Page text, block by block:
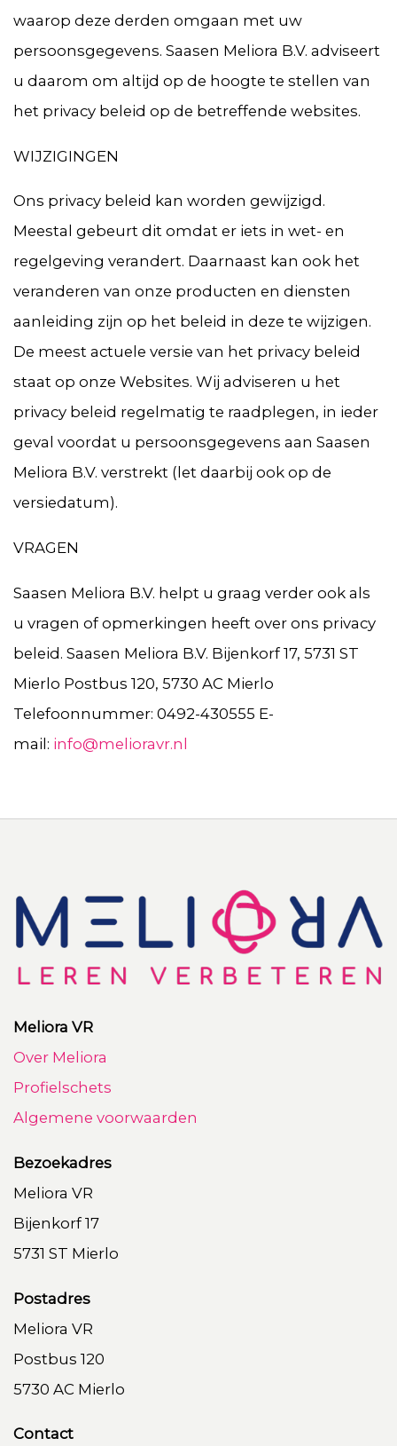
waarop deze derden omgaan met uw
persoonsgegevens. Saasen Meliora B.V. adviseert
u daarom om altijd op de hoogte te stellen van
het privacy beleid op de betreffende websites.
WIJZIGINGEN
Ons privacy beleid kan worden gewijzigd.
Meestal gebeurt dit omdat er iets in wet- en
regelgeving verandert. Daarnaast kan ook het
veranderen van onze producten en diensten
aanleiding zijn op het beleid in deze te wijzigen.
De meest actuele versie van het privacy beleid
staat op onze Websites. Wij adviseren u het
privacy beleid regelmatig te raadplegen, in ieder
geval voordat u persoonsgegevens aan Saasen
Meliora B.V. verstrekt (let daarbij ook op de
versiedatum).
VRAGEN
Saasen Meliora B.V. helpt u graag verder ook als
u vragen of opmerkingen heeft over ons privacy
beleid. Saasen Meliora B.V. Bijenkorf 17, 5731 ST
Mierlo Postbus 120, 5730 AC Mierlo
Telefoonnummer: 0492-430555 E-
mail: info@melioravr.nl
Meliora VR
Over Meliora
Profielschets
Algemene voorwaarden
Bezoekadres
Meliora VR
Bijenkorf 17
5731 ST Mierlo
Postadres
Meliora VR
Postbus 120
5730 AC Mierlo
Contact